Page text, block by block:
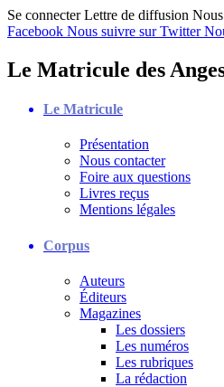
Se connecter Lettre de diffusion
Facebook Nous suivre sur Twitter
Le Matricule des
Le Matricule
Présentation
Nous contacter
Foire aux questions
Livres reçus
Mentions légales
Corpus
Auteurs
Éditeurs
Magazines
Les dossiers
Les numéros
Les rubriques
La rédaction